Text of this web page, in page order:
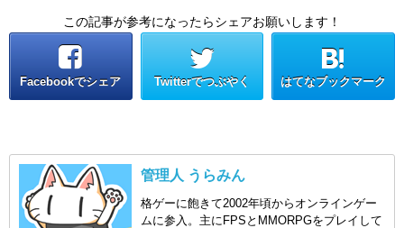
この記事が参考になったらシェアお願いします！
Facebookでシェア Twitterでつぶやく はてなブックマーク
管理人 うらみん
格ゲーに飽きて2002年頃からオンラインゲー
ムに参入。主にFPSとMMORPGをプレイして